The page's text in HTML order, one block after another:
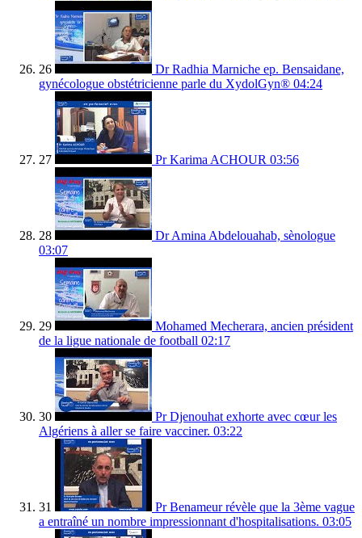
26
Dr Radhia Marniche ep. Bensaidane,
gynécologue obstétricienne parle du XydolGyn® 04:24
27 Pr Karima ACHOUR 03:56
28
Dr Amina Abdelouahab, sènologue
03:07
29
Mohamed Mecherara, ancien président
de la ligue nationale de football 02:17
30
Pr Djenouhat exhorte avec cœur les
Algériens à aller se faire vacciner. 03:22
31
Pr Benameur révèle que la 3ème vague
a entraîné un nombre impressionnant d'hospitalisations. 03:05